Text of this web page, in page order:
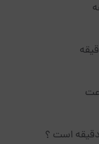
است ؟